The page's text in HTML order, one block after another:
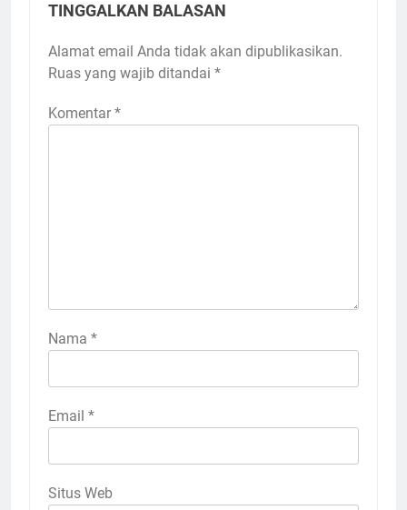
TINGGALKAN BALASAN
Alamat email Anda tidak akan dipublikasikan.
Ruas yang wajib ditandai *
Komentar *
Nama *
Email *
Situs Web